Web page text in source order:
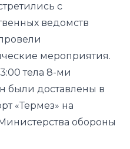
с
ведомств
мероприятия.
тела 8-ми
были доставлены в
«Термез» на
обороны